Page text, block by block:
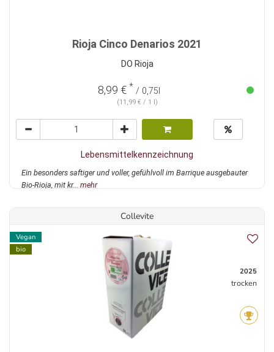
Rioja Cinco Denarios 2021
DO Rioja
8,99 € * / 0,75l
(11,99 € / 1 l)
Lebensmittelkennzeichnung
Ein besonders saftiger und voller, gefühlvoll im Barrique ausgebauter
Bio-Rioja, mit kr... mehr
Collevite
Vegan
bio
2025
trocken